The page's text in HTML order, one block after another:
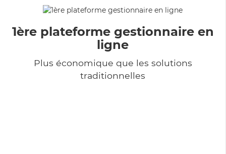
1ère plateforme gestionnaire en
ligne
Plus économique que les solutions
traditionnelles